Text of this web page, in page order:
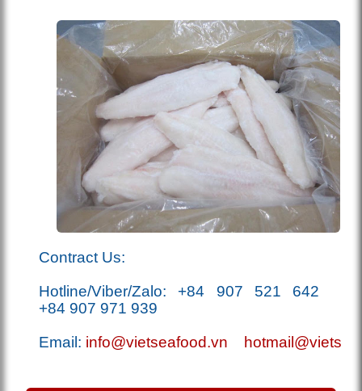
Contract Us:
Hotline/Viber/Zalo: +84 907 521 642
+84 907 971 939
Email: info@vietseafood.vn